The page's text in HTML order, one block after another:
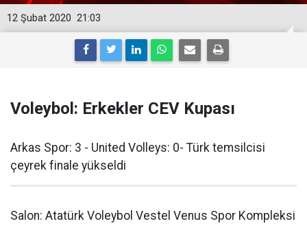
21:03
12 Şubat 2020
Voleybol: Erkekler CEV Kupası
Arkas Spor: 3 - United Volleys: 0- Türk temsilcisi
çeyrek finale yükseldi
Salon: Atatürk Voleybol Vestel Venus Spor Kompleksi